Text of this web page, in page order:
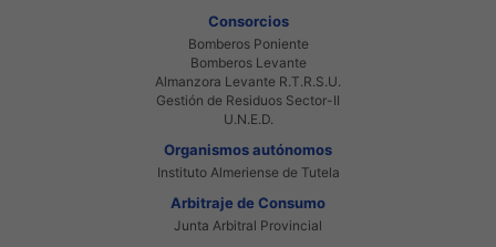
Consorcios
Bomberos Poniente
Bomberos Levante
Almanzora Levante R.T.R.S.U.
Gestión de Residuos Sector-II
U.N.E.D.
Organismos autónomos
Instituto Almeriense de Tutela
Arbitraje de Consumo
Junta Arbitral Provincial